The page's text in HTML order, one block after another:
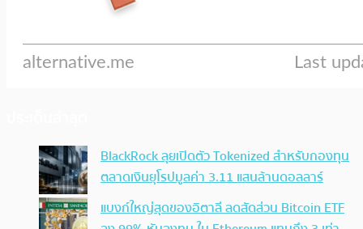
BlackRock ลุยเปิดตัว Tokenized สำหรับกองทุน
ตลาดเงินยุโรปมูลค่า 3.11 แสนล้านดอลลาร์
แบงก์ใหญ่สุดของอิตาลี ลดสัดส่วน Bitcoin ETF